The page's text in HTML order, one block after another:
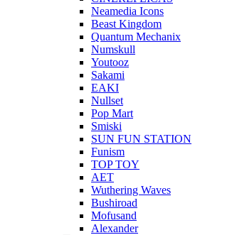
Neamedia Icons
Beast Kingdom
Quantum Mechanix
Numskull
Youtooz
Sakami
EAKI
Nullset
Pop Mart
Smiski
SUN FUN STATION
Funism
TOP TOY
AET
Wuthering Waves
Bushiroad
Mofusand
Alexander